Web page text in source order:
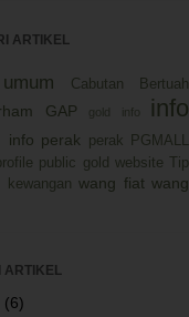
ARTIKEL
Cabutan Bertuah
GAP gold info info
info perak perak
PGMALL
public gold website Tip
kewangan wang fiat wang
(6)